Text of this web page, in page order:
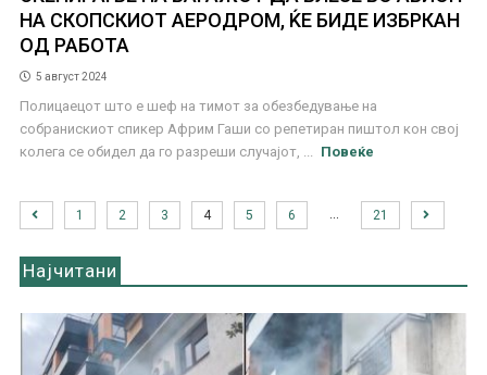
НА СКОПСКИОТ АЕРОДРОМ, ЌЕ БИДЕ ИЗБРКАН
ОД РАБОТА
5 август 2024
Полицаецот што е шеф на тимот за обезбедување на
собранискиот спикер Африм Гаши со репетиран пиштол кон свој
колега се обидел да го разреши случајот, ...
Повеќе
1 2 3 4 5 6 21
Најчитани